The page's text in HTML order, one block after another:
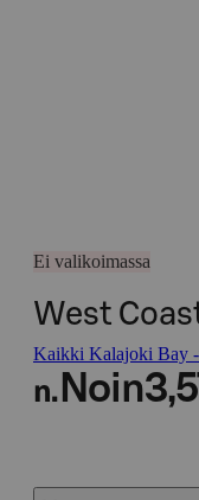
Ei valikoimassa
West
Kaikki Kalajoki Bay -
n. Noin